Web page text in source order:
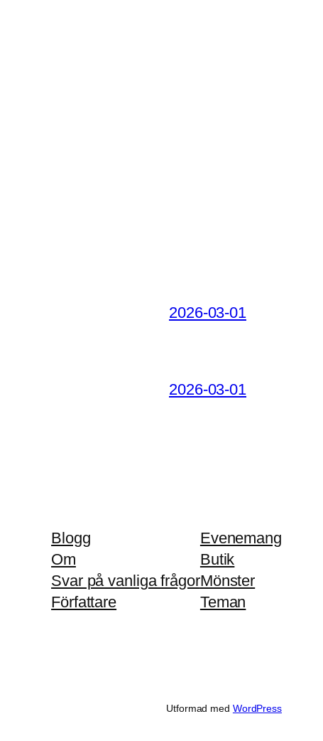
2026-03-01
2026-03-01
Blogg
Om
Svar på vanliga frågor
Författare
Evenemang
Butik
Mönster
Teman
Utformad med WordPress